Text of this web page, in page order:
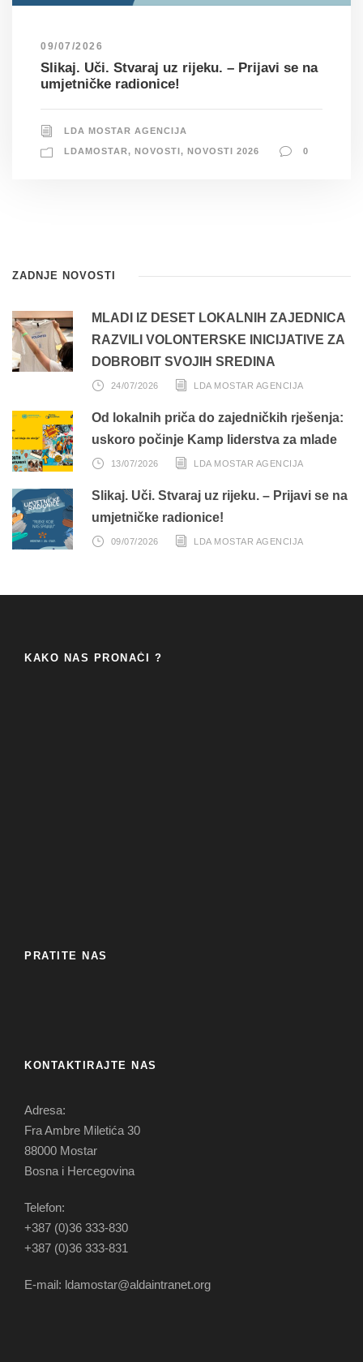
09/07/2026
Slikaj. Uči. Stvaraj uz rijeku. – Prijavi se na
umjetničke radionice!
LDA MOSTAR AGENCIJA
LDAMOSTAR, NOVOSTI, NOVOSTI 2026 0
ZADNJE NOVOSTI
MLADI IZ DESET LOKALNIH ZAJEDNICA
RAZVILI VOLONTERSKE INICIJATIVE ZA
DOBROBIT SVOJIH SREDINA
24/07/2026 LDA MOSTAR AGENCIJA
Od lokalnih priča do zajedničkih rješenja:
uskoro počinje Kamp liderstva za mlade
13/07/2026 LDA MOSTAR AGENCIJA
Slikaj. Uči. Stvaraj uz rijeku. – Prijavi se na
umjetničke radionice!
09/07/2026 LDA MOSTAR AGENCIJA
KAKO NAS PRONAĆI ?
PRATITE NAS
KONTAKTIRAJTE NAS
Adresa:
Fra Ambre Miletića 30
88000 Mostar
Bosna i Hercegovina
Telefon:
+387 (0)36 333-830
+387 (0)36 333-831
E-mail: ldamostar@aldaintranet.org